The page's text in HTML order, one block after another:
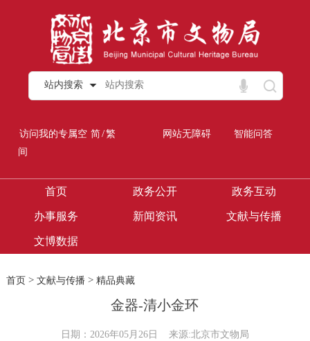
站内搜索
访问我的专属空
间
简/繁 网站无障碍 智能问答
首页 政务公开 政务互动
办事服务 新闻资讯 文献与传播
文博数据
首页> 文献与传播 > 精品典藏
金器-清小金环
日期：2026年05月26日 来源:北京市文物局